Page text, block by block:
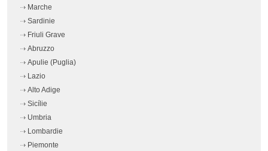
Marche
Sardinie
Friuli Grave
Abruzzo
Apulie (Puglia)
Lazio
Alto Adige
Sicílie
Umbria
Lombardie
Piemonte